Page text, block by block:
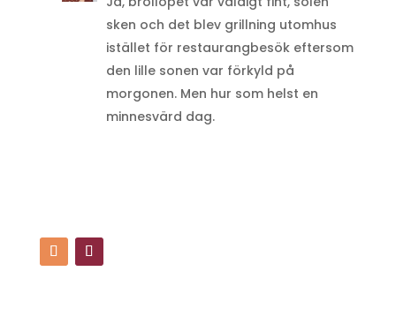
sken och det blev grillning utomhus
istället för restaurangbesök eftersom
den lille sonen var förkyld på
morgonen. Men hur som helst en
minnesvärd dag.